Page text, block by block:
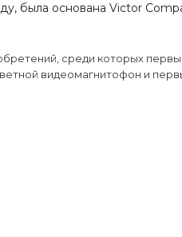
была основана Victor
среди которых
видеомагнитофон и